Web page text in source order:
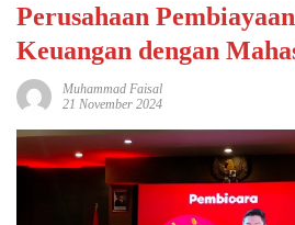
Perusahaan
Keuangan dengan
Muhammad Faisal
21 November 2024